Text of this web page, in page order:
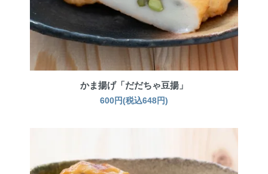
かま揚げ「だだちゃ豆揚」
600円(税込648円)